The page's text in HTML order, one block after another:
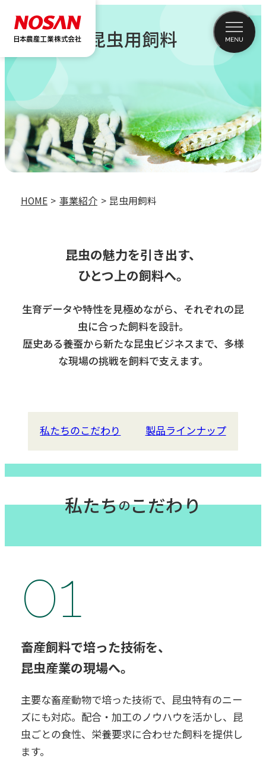
昆虫用飼料
HOME 事業紹介 昆虫用飼料
昆虫の魅力を引き出す、
ひとつ上の飼料へ。
生育データや特性を見極めながら、それぞれの昆
虫に合った飼料を設計。
歴史ある養蚕から新たな昆虫ビジネスまで、 多様
な現場の挑戦を飼料で支えます。
私たちのこだわり 製品ラインナップ
私たちのこだわり
01
畜産飼料で培った技術を、
昆虫産業の現場へ。
主要な畜産動物で培った技術で、昆虫特有のニー
ズにも対応。配合・加工のノウハウを活かし、昆
虫ごとの食性、栄養要求に合わせた飼料を提供し
ます。